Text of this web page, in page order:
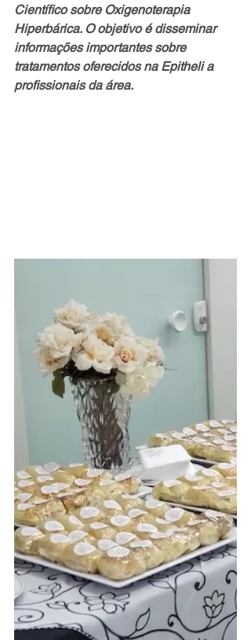
Científico sobre Oxigenoterapia
Hiperbárica. O objetivo é disseminar
informações importantes sobre
tratamentos oferecidos na Epitheli a
profissionais da área.